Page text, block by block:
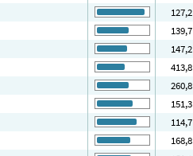
127,2
139,7
147,2
413,8
260,8
151,3
114,7
168,8